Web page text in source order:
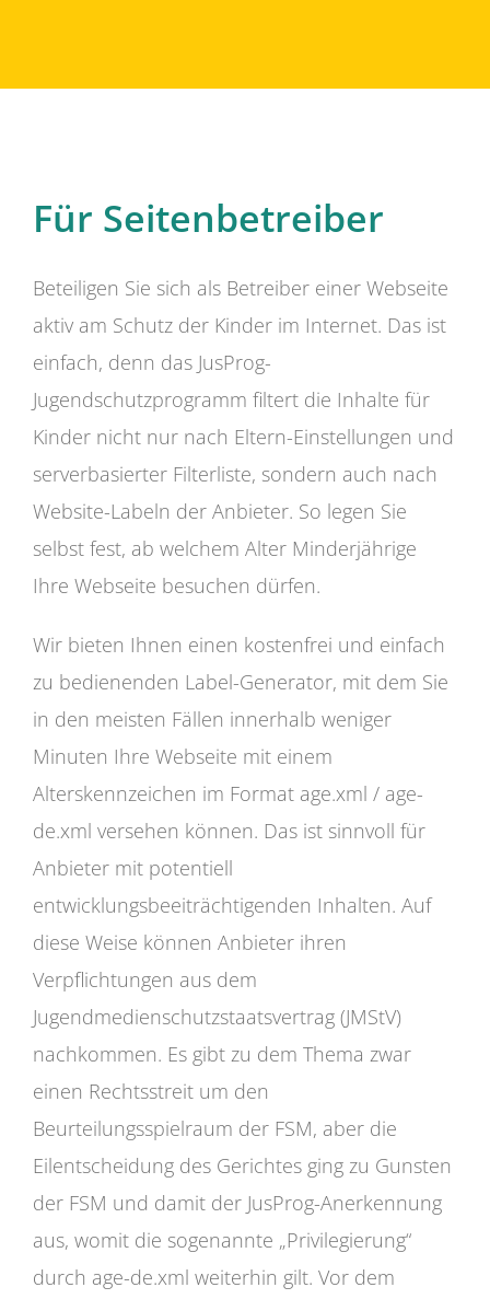
Für Seitenbetreiber
Beteiligen Sie sich als Betreiber einer Webseite
aktiv am Schutz der Kinder im Internet. Das ist
einfach, denn das JusProg-
Jugendschutzprogramm filtert die Inhalte für
Kinder nicht nur nach Eltern-Einstellungen und
serverbasierter Filterliste, sondern auch nach
Website-Labeln der Anbieter. So legen Sie
selbst fest, ab welchem Alter Minderjährige
Ihre Webseite besuchen dürfen.
Wir bieten Ihnen einen kostenfrei und einfach
zu bedienenden Label-Generator, mit dem Sie
in den meisten Fällen innerhalb weniger
Minuten Ihre Webseite mit einem
Alterskennzeichen im Format age.xml / age-
de.xml versehen können. Das ist sinnvoll für
Anbieter mit potentiell
entwicklungsbeeiträchtigenden Inhalten. Auf
diese Weise können Anbieter ihren
Verpflichtungen aus dem
Jugendmedienschutzstaatsvertrag (JMStV)
nachkommen. Es gibt zu dem Thema zwar
einen Rechtsstreit um den
Beurteilungsspielraum der FSM, aber die
Eilentscheidung des Gerichtes ging zu Gunsten
der FSM und damit der JusProg-Anerkennung
aus, womit die sogenannte „Privilegierung“
durch age-de.xml weiterhin gilt. Vor dem